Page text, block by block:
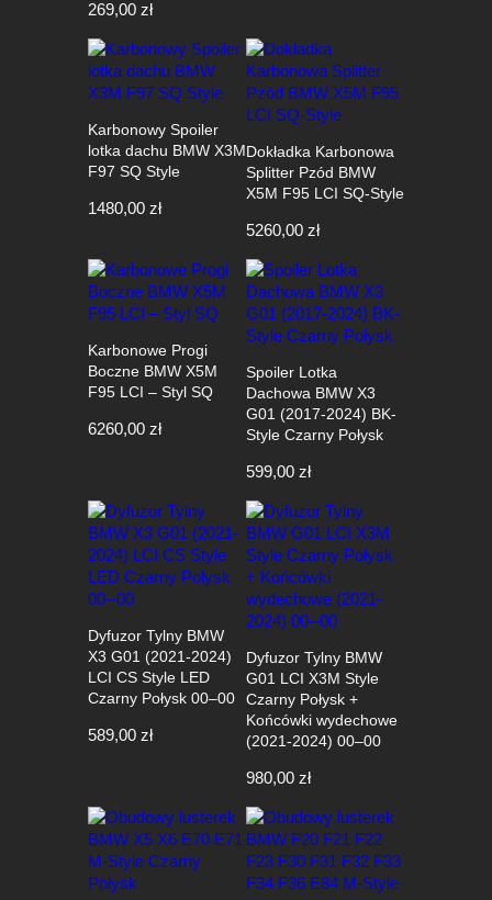
269,00 zł
Karbonowy Spoiler
lotka dachu BMW X3M
F97 SQ Style
1480,00 zł
Dokładka Karbonowa
Splitter Pzód BMW
X5M F95 LCI SQ-Style
5260,00 zł
Karbonowe Progi
Boczne BMW X5M
F95 LCI – Styl SQ
6260,00 zł
Spoiler Lotka
Dachowa BMW X3
G01 (2017-2024) BK-
Style Czarny Połysk
599,00 zł
Dyfuzor Tylny BMW
X3 G01 (2021-2024)
LCI CS Style LED
Czarny Połysk 00–00
589,00 zł
Dyfuzor Tylny BMW
G01 LCI X3M Style
Czarny Połysk +
Końcówki wydechowe
(2021-2024) 00–00
980,00 zł